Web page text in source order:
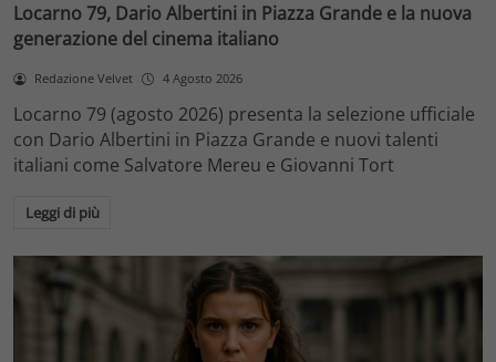
Locarno 79, Dario Albertini in Piazza Grande e la nuova
generazione del cinema italiano
Redazione Velvet 4 Agosto 2026
Locarno 79 (agosto 2026) presenta la selezione ufficiale
con Dario Albertini in Piazza Grande e nuovi talenti
italiani come Salvatore Mereu e Giovanni Tort
Leggi di più